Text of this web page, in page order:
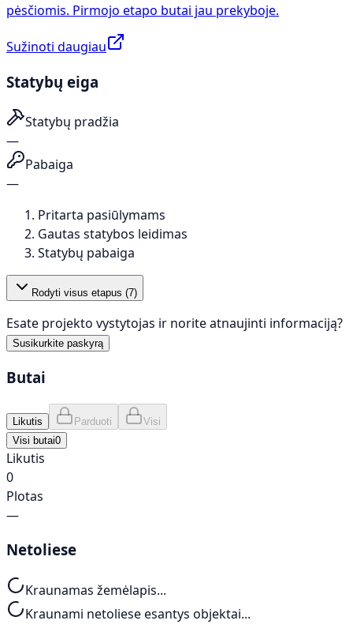
pėsčiomis. Pirmojo etapo butai jau prekyboje.
Sužinoti daugiau
Statybų eiga
Statybų pradžia
—
Pabaiga
—
Pritarta pasiūlymams
Gautas statybos leidimas
Statybų pabaiga
Rodyti visus etapus (7)
Esate projekto vystytojas ir norite atnaujinti informaciją?
Susikurkite paskyrą
Butai
Likutis Parduoti
Visi
Visi butai0
Likutis
0
Plotas
—
Netoliese
Kraunamas žemėlapis...
Kraunami netoliese esantys objektai...